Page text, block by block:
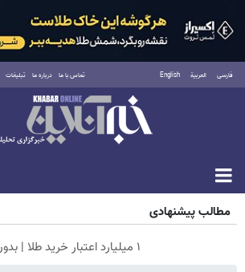
فارسی العربية English تماس با ما درباره ما تبلیغات
جمعه ۱۶ مرداد ۱۴۰۵
مطالب پیشنهادی
۱ میلیارد اعتبار خرید طلا | بدون ضامن و چک